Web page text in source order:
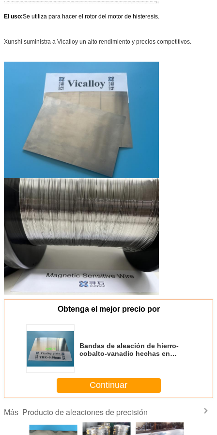
El uso:Se utiliza para hacer el rotor del motor de histeresis.
Xunshi suministra a Vicalloy un alto rendimiento y precios competitivos.
Obtenga el mejor precio por
Bandas de aleación de hierro-
cobalto-vanadio hechas en
Continuar
Más Producto de aleaciones de precisión